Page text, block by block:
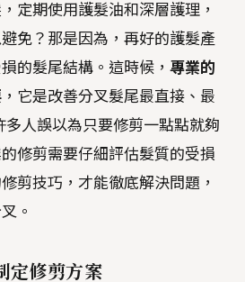
定期使用護髮油和深層護理，
免？那是因為，再好的護髮產
的髮尾結構。這時候， 專業的
，它是改善分叉髮尾最直接、最
多人誤以為只要修剪一點點就夠
修剪需要仔細評估髮質的受損
剪技巧，才能徹底解決問題，
。
定修剪方案